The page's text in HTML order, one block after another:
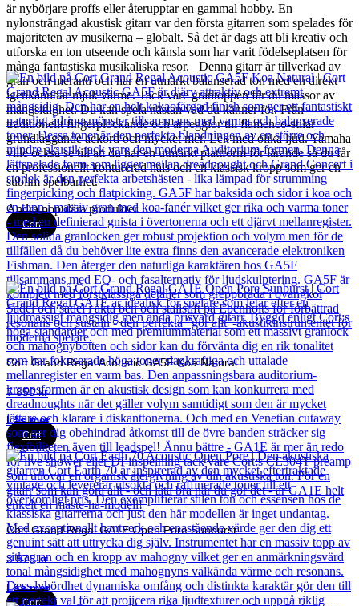
är nybörjare proffs eller återupptar en gammal hobby. En
nylonsträngad akustisk gitarr var den första gitarren som spelades för
majoriteten av musikerna – globalt. Så det är dags att bli kreativ och
utforska en ton utseende och känsla som har varit födelseplatsen för
många fantastiska musikaliska resor. Denna gitarr är tillverkad av
gran och meranti och har en utmärkt balanserad ton med en direkt
igenkännbar mjuk värme. Tack vare grantoppen får du massor av
mångsidighet. Du kan spela nästan vad du känner för. Från
traditionellt fingerplockande och arpeggior till flamenco-stilar
grundläggande ackord och mycket mer. Lek med olika ljud. Yamaha
ville också se till att du har en utmärkt plattform för lärande så du får
en professionellt konturerad hals och en klassisk kropp som ger en
sublim spelbarhet.
Andra populära produkter
Cort
Cort Grand Regal Acoustic GA5F Koa Natural
7 850kr
Läs mer
Cort
Cort Grand Regal GA1E Open Pore Sunburst
3 575kr
Läs mer
Cort